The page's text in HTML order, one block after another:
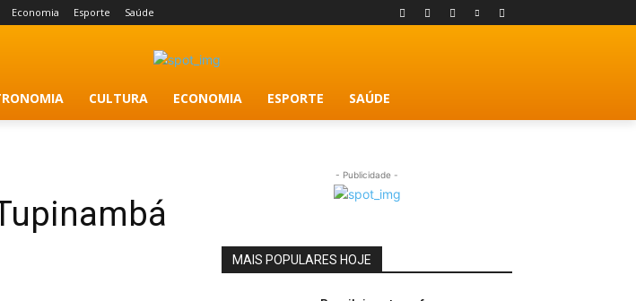
Economia Esporte Saúde
CULTURA ECONOMIA ESPORTE SAÚDE
- Publicidade -
MAIS POPULARES HOJE